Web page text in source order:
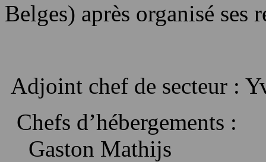
Belges) après organisé ses
Adjoint chef de secteur :
Chefs d’hébergements :
Gaston Mathijs